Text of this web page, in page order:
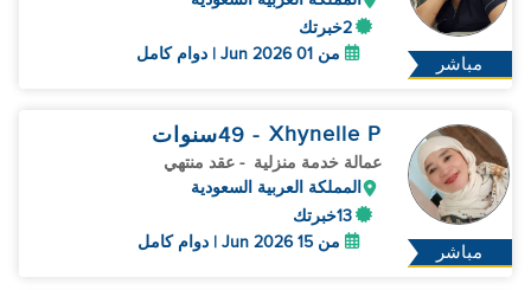
مباشر
2خبرتك
من 01 Jun 2026 | دوام كامل
مباشر
Xhynelle P
- 49 سنوات
عمالة خدمة منزلية - عقد منتهي
المملكة العربية السعودية
13خبرتك
من 15 Jun 2026 | دوام كامل